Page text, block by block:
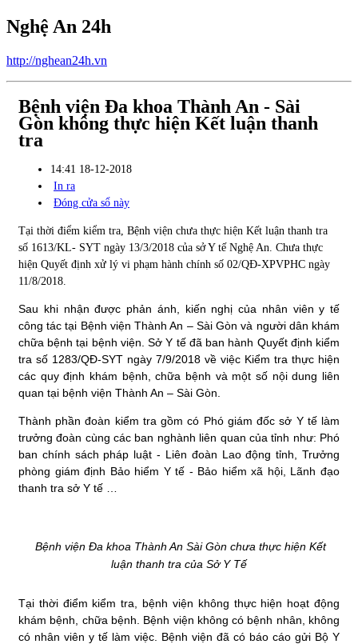
Nghệ An 24h
http://nghean24h.vn
Bệnh viện Đa khoa Thành An - Sài
Gòn không thực hiện Kết luận thanh
tra
14:41 18-12-2018
In ra
Đóng cửa sổ này
Tại thời điểm kiểm tra, Bệnh viện chưa thực hiện Kết luận thanh tra
số 1613/KL- SYT ngày 13/3/2018 của sở Y tế Nghệ An. Chưa thực
hiện Quyết định xử lý vi phạm hành chính số 02/QĐ-XPVPHC ngày
11/8/2018.
Sau khi nhận được phản ánh, kiến nghị của nhân viên y tế
công tác tại Bệnh viện Thành An – Sài Gòn và người dân khám
chữa bệnh tại bệnh viện. Sở Y tế đã ban hành Quyết định kiểm
tra số 1283/QĐ-SYT ngày 7/9/2018 về việc Kiểm tra thực hiện
các quy định khám bệnh, chữa bệnh và một số nội dung liên
quan tại bệnh viện Thành An – Sài Gòn.
Thành phần đoàn kiểm tra gồm có Phó giám đốc sở Y tế làm
trưởng đoàn cùng các ban nghành liên quan của tỉnh như: Phó
ban chính sách pháp luật - Liên đoàn Lao động tỉnh, Trưởng
phòng giám định Bảo hiểm Y tế - Bảo hiểm xã hội, Lãnh đạo
thanh tra sở Y tế …
Bệnh viện Đa khoa Thành An Sài Gòn chưa thực hiện Kết
luận thanh tra của Sở Y Tế
Tại thời điểm kiểm tra, bệnh viện không thực hiện hoạt động
khám bệnh, chữa bệnh. Bệnh viện không có bệnh nhân, không
có nhân viên y tế làm việc. Bệnh viện đã có báo cáo gửi Bộ Y